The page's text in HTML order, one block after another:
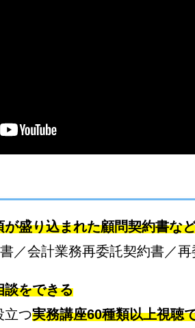
が盛り込まれた顧問契約書な
／会計業務再委託契約書／
談をできる
立つ実務講座60種類以上視聴